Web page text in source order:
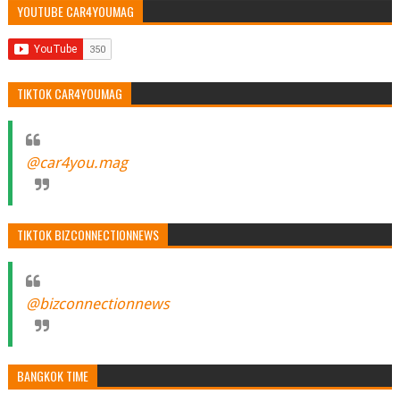
YOUTUBE CAR4YOUMAG
TIKTOK CAR4YOUMAG
@car4you.mag
TIKTOK BIZCONNECTIONNEWS
@bizconnectionnews
BANGKOK TIME